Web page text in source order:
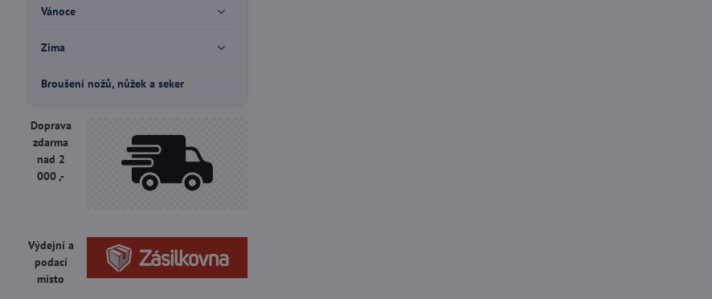
Vánoce
Zima
Broušení nožů, nůžek a seker
Doprava
zdarma
nad 2
000 ,-
Výdejní a
podací
místo